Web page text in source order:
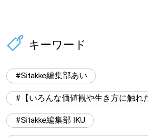
キーワード
Sitakke編集部あい
【いろんな価値観や生き方に触れ
Sitakke編集部 IKU